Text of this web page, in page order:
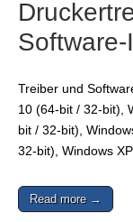
Treiber und
10 (64-bit / 32-bit),
bit / 32-bit),
32-bit), Windows
Read more →